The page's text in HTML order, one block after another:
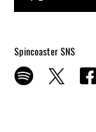
Spincoaster SNS